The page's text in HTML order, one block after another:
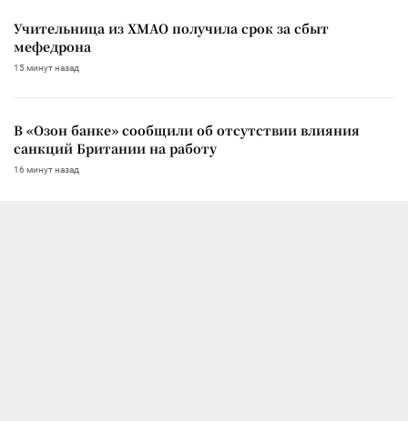
Учительница из ХМАО получила срок за сбыт
мефедрона
15 минут назад
В «Озон банке» сообщили об отсутствии влияния
санкций Британии на работу
16 минут назад